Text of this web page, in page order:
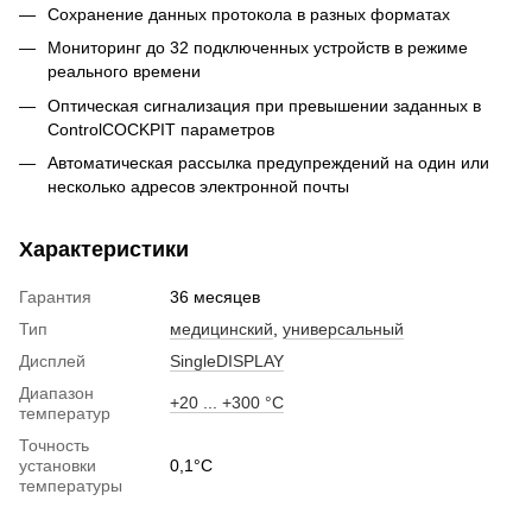
Сохранение данных протокола в разных форматах
Мониторинг до 32 подключенных устройств в режиме
реального времени
Оптическая сигнализация при превышении заданных в
ControlCOCKPIT параметров
Автоматическая рассылка предупреждений на один или
несколько адресов электронной почты
Характеристики
Гарантия
36 месяцев
Тип
медицинский универсальный
Дисплей
SingleDISPLAY
Диапазон
температур
+20 ... +300 °С
Точность
установки
температуры
0,1°С